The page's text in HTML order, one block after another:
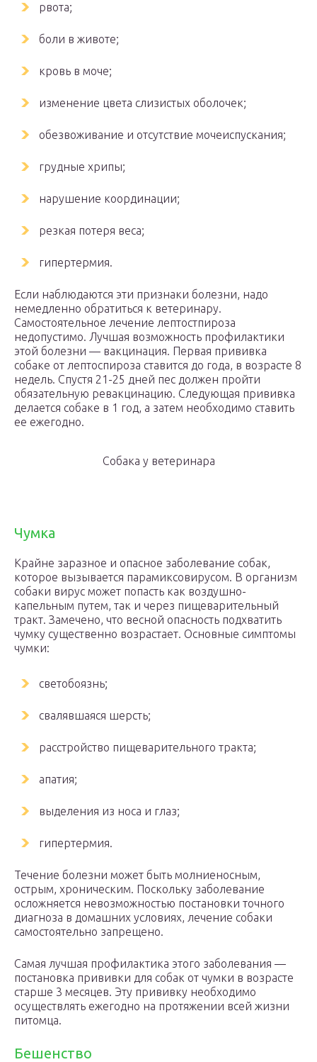
рвота;
боли в животе;
кровь в моче;
изменение цвета слизистых оболочек;
обезвоживание и отсутствие мочеиспускания;
грудные хрипы;
нарушение координации;
резкая потеря веса;
гипертермия.
Если наблюдаются эти признаки болезни, надо
немедленно обратиться к ветеринару.
Самостоятельное лечение лептостпироза
недопустимо. Лучшая возможность профилактики
этой болезни — вакцинация. Первая прививка
собаке от лептоспироза ставится до года, в возрасте 8
недель. Спустя 21-25 дней пес должен пройти
обязательную ревакцинацию. Следующая прививка
делается собаке в 1 год, а затем необходимо ставить
ее ежегодно.
Собака у ветеринара
Чумка
Крайне заразное и опасное заболевание собак,
которое вызывается парамиксовирусом. В организм
собаки вирус может попасть как воздушно-
капельным путем, так и через пищеварительный
тракт. Замечено, что весной опасность подхватить
чумку существенно возрастает. Основные симптомы
чумки:
светобоязнь;
свалявшаяся шерсть;
расстройство пищеварительного тракта;
апатия;
выделения из носа и глаз;
гипертермия.
Течение болезни может быть молниеносным,
острым, хроническим. Поскольку заболевание
осложняется невозможностью постановки точного
диагноза в домашних условиях, лечение собаки
самостоятельно запрещено.
Самая лучшая профилактика этого заболевания —
постановка прививки для собак от чумки в возрасте
старше 3 месяцев. Эту прививку необходимо
осуществлять ежегодно на протяжении всей жизни
питомца.
Бешенство